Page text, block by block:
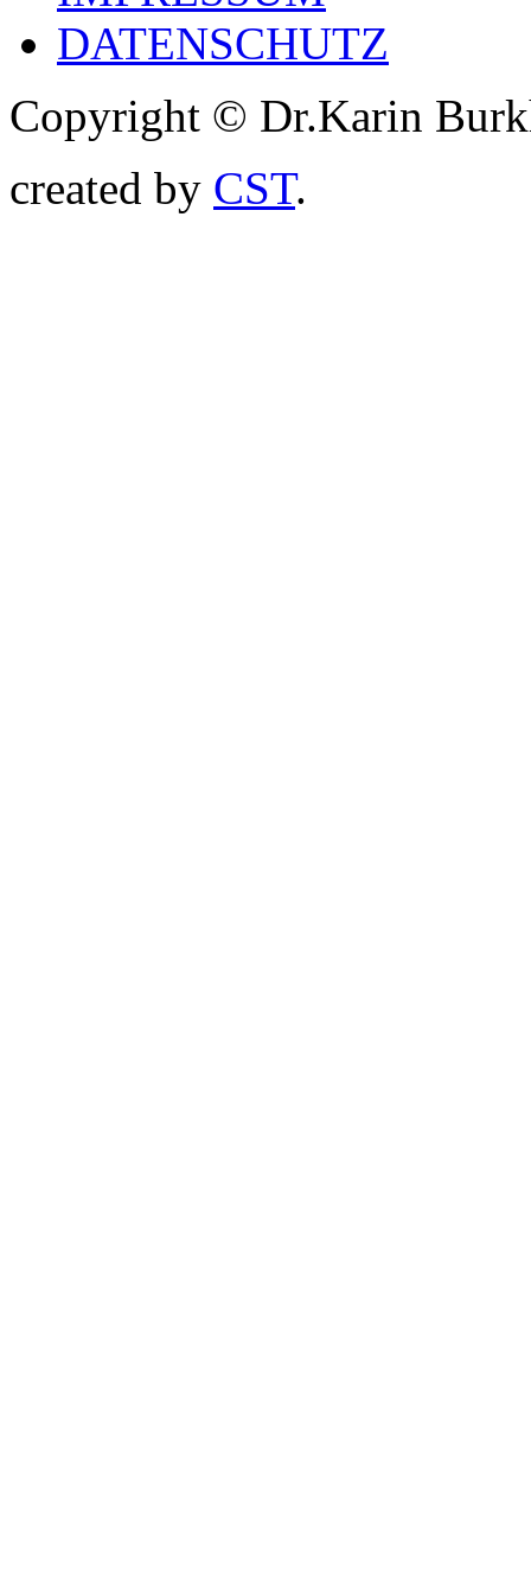
DATENSCHUTZ
Copyright © Dr.Karin
created by CST.